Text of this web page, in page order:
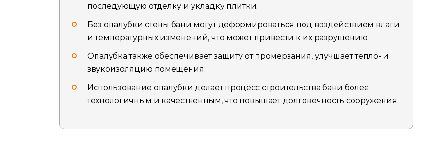
последующую отделку и укладку плитки.
Без опалубки стены бани могут деформироваться под воздействием влаги
и температурных изменений, что может привести к их разрушению.
Опалубка также обеспечивает защиту от промерзания, улучшает тепло- и
звукоизоляцию помещения.
Использование опалубки делает процесс строительства бани более
технологичным и качественным, что повышает долговечность сооружения.